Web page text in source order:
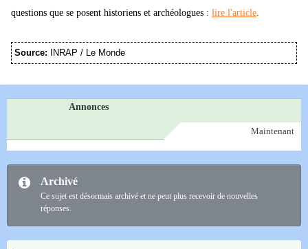
questions que se posent historiens et archéologues : lire l'article.
Source: INRAP / Le Monde
Annonces
Maintenant
Archivé
Ce sujet est désormais archivé et ne peut plus recevoir de nouvelles
réponses.